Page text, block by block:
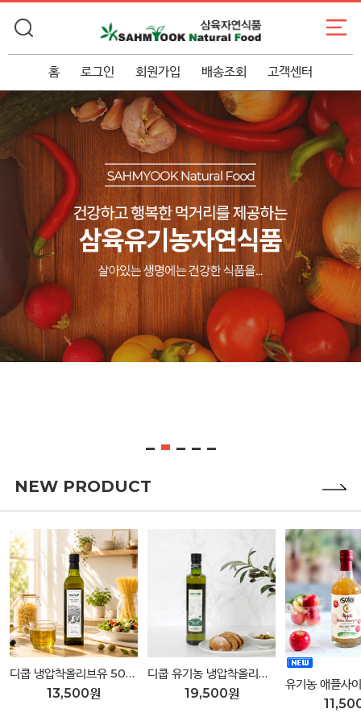
홈 로그인 회원가입 배송조회 고객센터
NEW PRODUCT
디쿱 냉압착올리브유 500ml
13,500원
디쿱 유기농 냉압착올리브유 500ml
19,500원